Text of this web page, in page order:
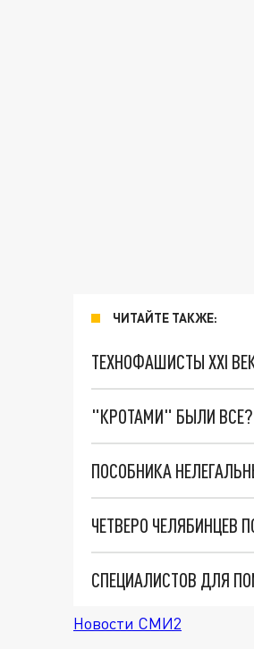
ЧИТАЙТЕ ТАКЖЕ:
ТЕХНОФАШИСТЫ XXI
"КРОТАМИ" БЫЛИ
ЧЕТВЕРО ЧЕЛЯБИНЦЕВ
СПЕЦИАЛИСТОВ ДЛЯ
Новости СМИ2